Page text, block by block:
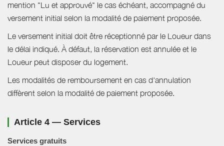
mention "Lu et approuvé" le cas échéant, accompagné du
versement initial selon la modalité de paiement proposée.
Le versement initial doit être réceptionné par le Loueur dans
le délai indiqué. À défaut, la réservation est annulée et le
Loueur peut disposer du logement.
Les modalités de remboursement en cas d'annulation
diffèrent selon la modalité de paiement proposée.
Article 4 — Services
Services gratuits